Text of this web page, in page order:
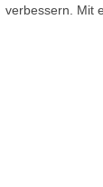
verbessern. Mit